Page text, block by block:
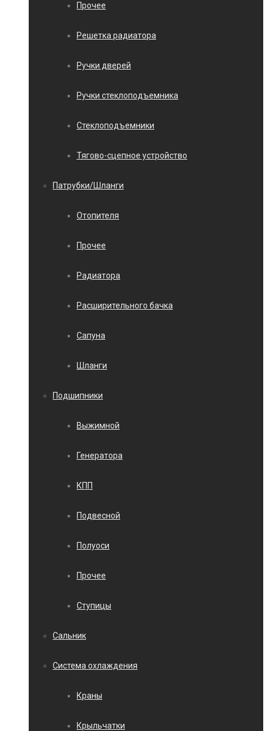
Прочее
Решетка радиатора
Ручки дверей
Ручки стеклоподъемника
Стеклоподъемники
Тягово-сцепное устройство
Патрубки/Шланги
Отопителя
Прочее
Радиатора
Расширительного бачка
Сапуна
Шланги
Подшипники
Выжимной
Генератора
КПП
Подвесной
Полуоси
Прочее
Ступицы
Сальник
Система охлаждения
Краны
Крыльчатки